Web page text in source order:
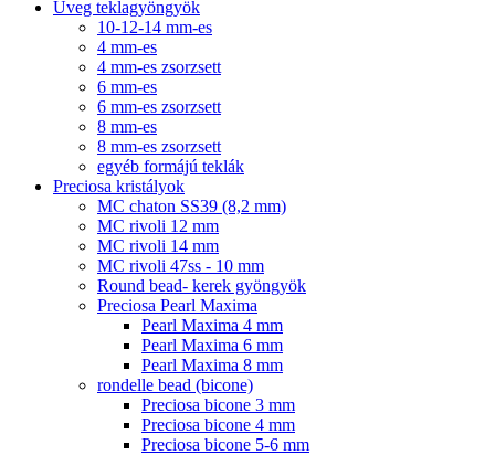
Üveg teklagyöngyök
10-12-14 mm-es
4 mm-es
4 mm-es zsorzsett
6 mm-es
6 mm-es zsorzsett
8 mm-es
8 mm-es zsorzsett
egyéb formájú teklák
Preciosa kristályok
MC chaton SS39 (8,2 mm)
MC rivoli 12 mm
MC rivoli 14 mm
MC rivoli 47ss - 10 mm
Round bead- kerek gyöngyök
Preciosa Pearl Maxima
Pearl Maxima 4 mm
Pearl Maxima 6 mm
Pearl Maxima 8 mm
rondelle bead (bicone)
Preciosa bicone 3 mm
Preciosa bicone 4 mm
Preciosa bicone 5-6 mm